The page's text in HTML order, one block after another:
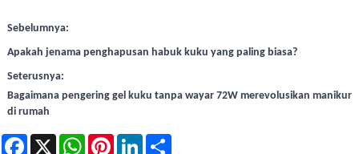
Sebelumnya:
Apakah jenama penghapusan habuk kuku yang paling biasa?
Seterusnya:
Bagaimana pengering gel kuku tanpa wayar 72W merevolusikan manikur
di rumah
Facebook
X WhatsAppPinterestLinkedIn